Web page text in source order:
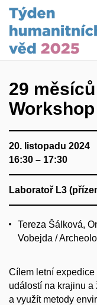
29
Workshop
20. listopadu 2024
16:30 – 17:30
Laboratoř L3
Tereza Šálková,
Vobejda /
Cílem letní
událostí na krajinu a
a využít metody